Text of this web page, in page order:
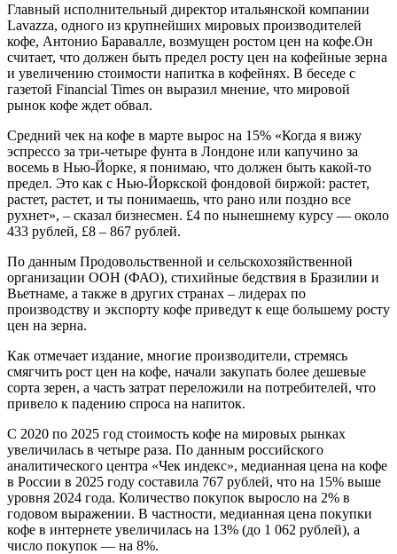
Главный исполнительный директор итальянской компании
Lavazza, одного из крупнейших мировых производителей
кофе, Антонио Баравалле, возмущен ростом цен на кофе.Он
считает, что должен быть предел росту цен на кофейные зерна
и увеличению стоимости напитка в кофейнях. В беседе с
газетой Financial Times он выразил мнение, что мировой
рынок кофе ждет обвал.
Средний чек на кофе в марте вырос на 15% «Когда я вижу
эспрессо за три-четыре фунта в Лондоне или капучино за
восемь в Нью-Йорке, я понимаю, что должен быть какой-то
предел. Это как с Нью-Йоркской фондовой биржой: растет,
растет, растет, и ты понимаешь, что рано или поздно все
рухнет», – сказал бизнесмен. £4 по нынешнему курсу — около
433 рублей, £8 – 867 рублей.
По данным Продовольственной и сельскохозяйственной
организации ООН (ФАО), стихийные бедствия в Бразилии и
Вьетнаме, а также в других странах – лидерах по
производству и экспорту кофе приведут к еще большему росту
цен на зерна.
Как отмечает издание, многие производители, стремясь
смягчить рост цен на кофе, начали закупать более дешевые
сорта зерен, а часть затрат переложили на потребителей, что
привело к падению спроса на напиток.
С 2020 по 2025 год стоимость кофе на мировых рынках
увеличилась в четыре раза. По данным российского
аналитического центра «Чек индекс», медианная цена на кофе
в России в 2025 году составила 767 рублей, что на 15% выше
уровня 2024 года. Количество покупок выросло на 2% в
годовом выражении. В частности, медианная цена покупки
кофе в интернете увеличилась на 13% (до 1 062 рублей), а
число покупок — на 8%.